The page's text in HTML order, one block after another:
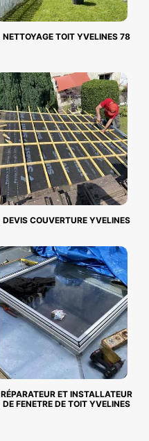
NETTOYAGE TOIT YVELINES 78
DEVIS COUVERTURE YVELINES
RÉPARATEUR ET INSTALLATEUR
DE FENETRE DE TOIT YVELINES